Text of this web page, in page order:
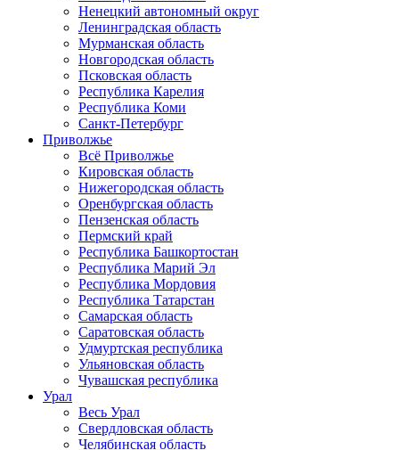
Ненецкий автономный округ
Ленинградская область
Мурманская область
Новгородская область
Псковская область
Республика Карелия
Республика Коми
Санкт-Петербург
Приволжье
Всё Приволжье
Кировская область
Нижегородская область
Оренбургская область
Пензенская область
Пермский край
Республика Башкортостан
Республика Марий Эл
Республика Мордовия
Республика Татарстан
Самарская область
Саратовская область
Удмуртская республика
Ульяновская область
Чувашская республика
Урал
Весь Урал
Свердловская область
Челябинская область